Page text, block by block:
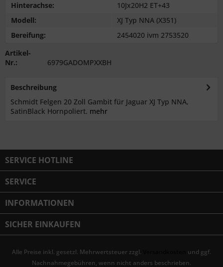
Hinterachse:
10Jx20H2 ET+43
Modell:
XJ Typ NNA (X351)
Bereifung:
2454020 ivm 2753520
Artikel-
Nr.:
6979GADOMPXXBH
Beschreibung
Schmidt Felgen 20 Zoll Gambit für Jaguar XJ Typ NNA,
SatinBlack Hornpoliert. mehr
SERVICE HOTLINE
SERVICE
INFORMATIONEN
SICHER EINKAUFEN
Alle Preise inkl. gesetzl. Mehrwertsteuer zzgl.
und ggf.
Nachnahmegebühren, wenn nicht anders beschrieben.